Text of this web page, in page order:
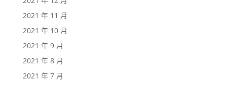
2021 年 11 月
2021 年 10 月
2021 年 9 月
2021 年 8 月
2021 年 7 月